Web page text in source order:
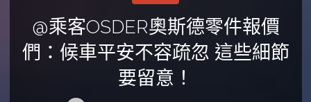
@乘客OSDER奧斯德零件報價
們：候車平安不容疏忽 這些細節
要留意！